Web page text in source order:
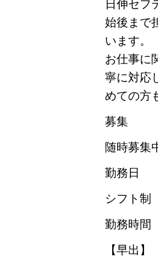
日伸セフ
始後まで
います。
お仕事に
寧に対応
めての方
募集
随時募集
勤務日
シフト制
勤務時間
【早出】